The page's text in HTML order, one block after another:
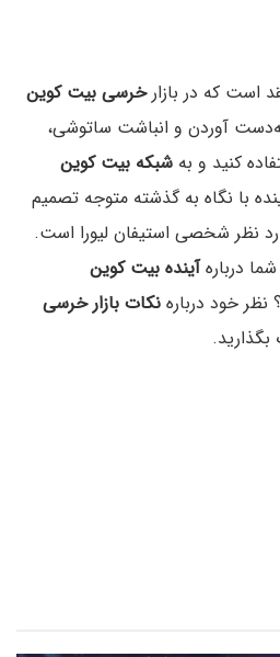
است که در بازارخرسی بیت کوین
آوردن و انباشت ساتوشی،
کنید و به شبکه بیت کوین
با نگاه به گذشته متوجه تصمیم
نظر شخصی استیفان لیورا است.
دربارهآینده بیت کوین
خود درباره نکات بازار خرسی
بگذارید.